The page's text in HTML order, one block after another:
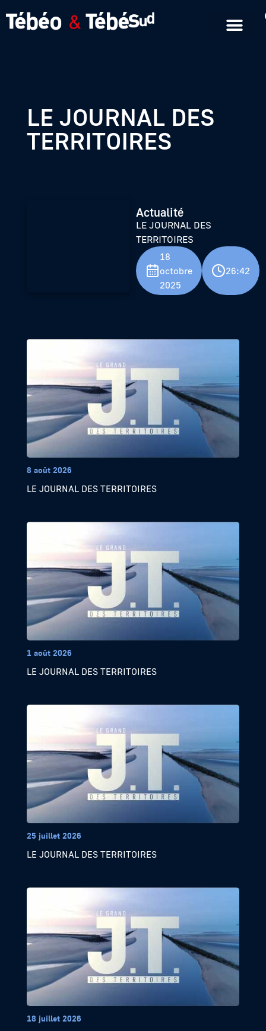
LE JOURNAL DES
TERRITOIRES
Actualité
LE JOURNAL DES
TERRITOIRES
18
octobre
2025
26:42
8 août 2026
LE JOURNAL DES TERRITOIRES
1 août 2026
LE JOURNAL DES TERRITOIRES
25 juillet 2026
LE JOURNAL DES TERRITOIRES
18 juillet 2026